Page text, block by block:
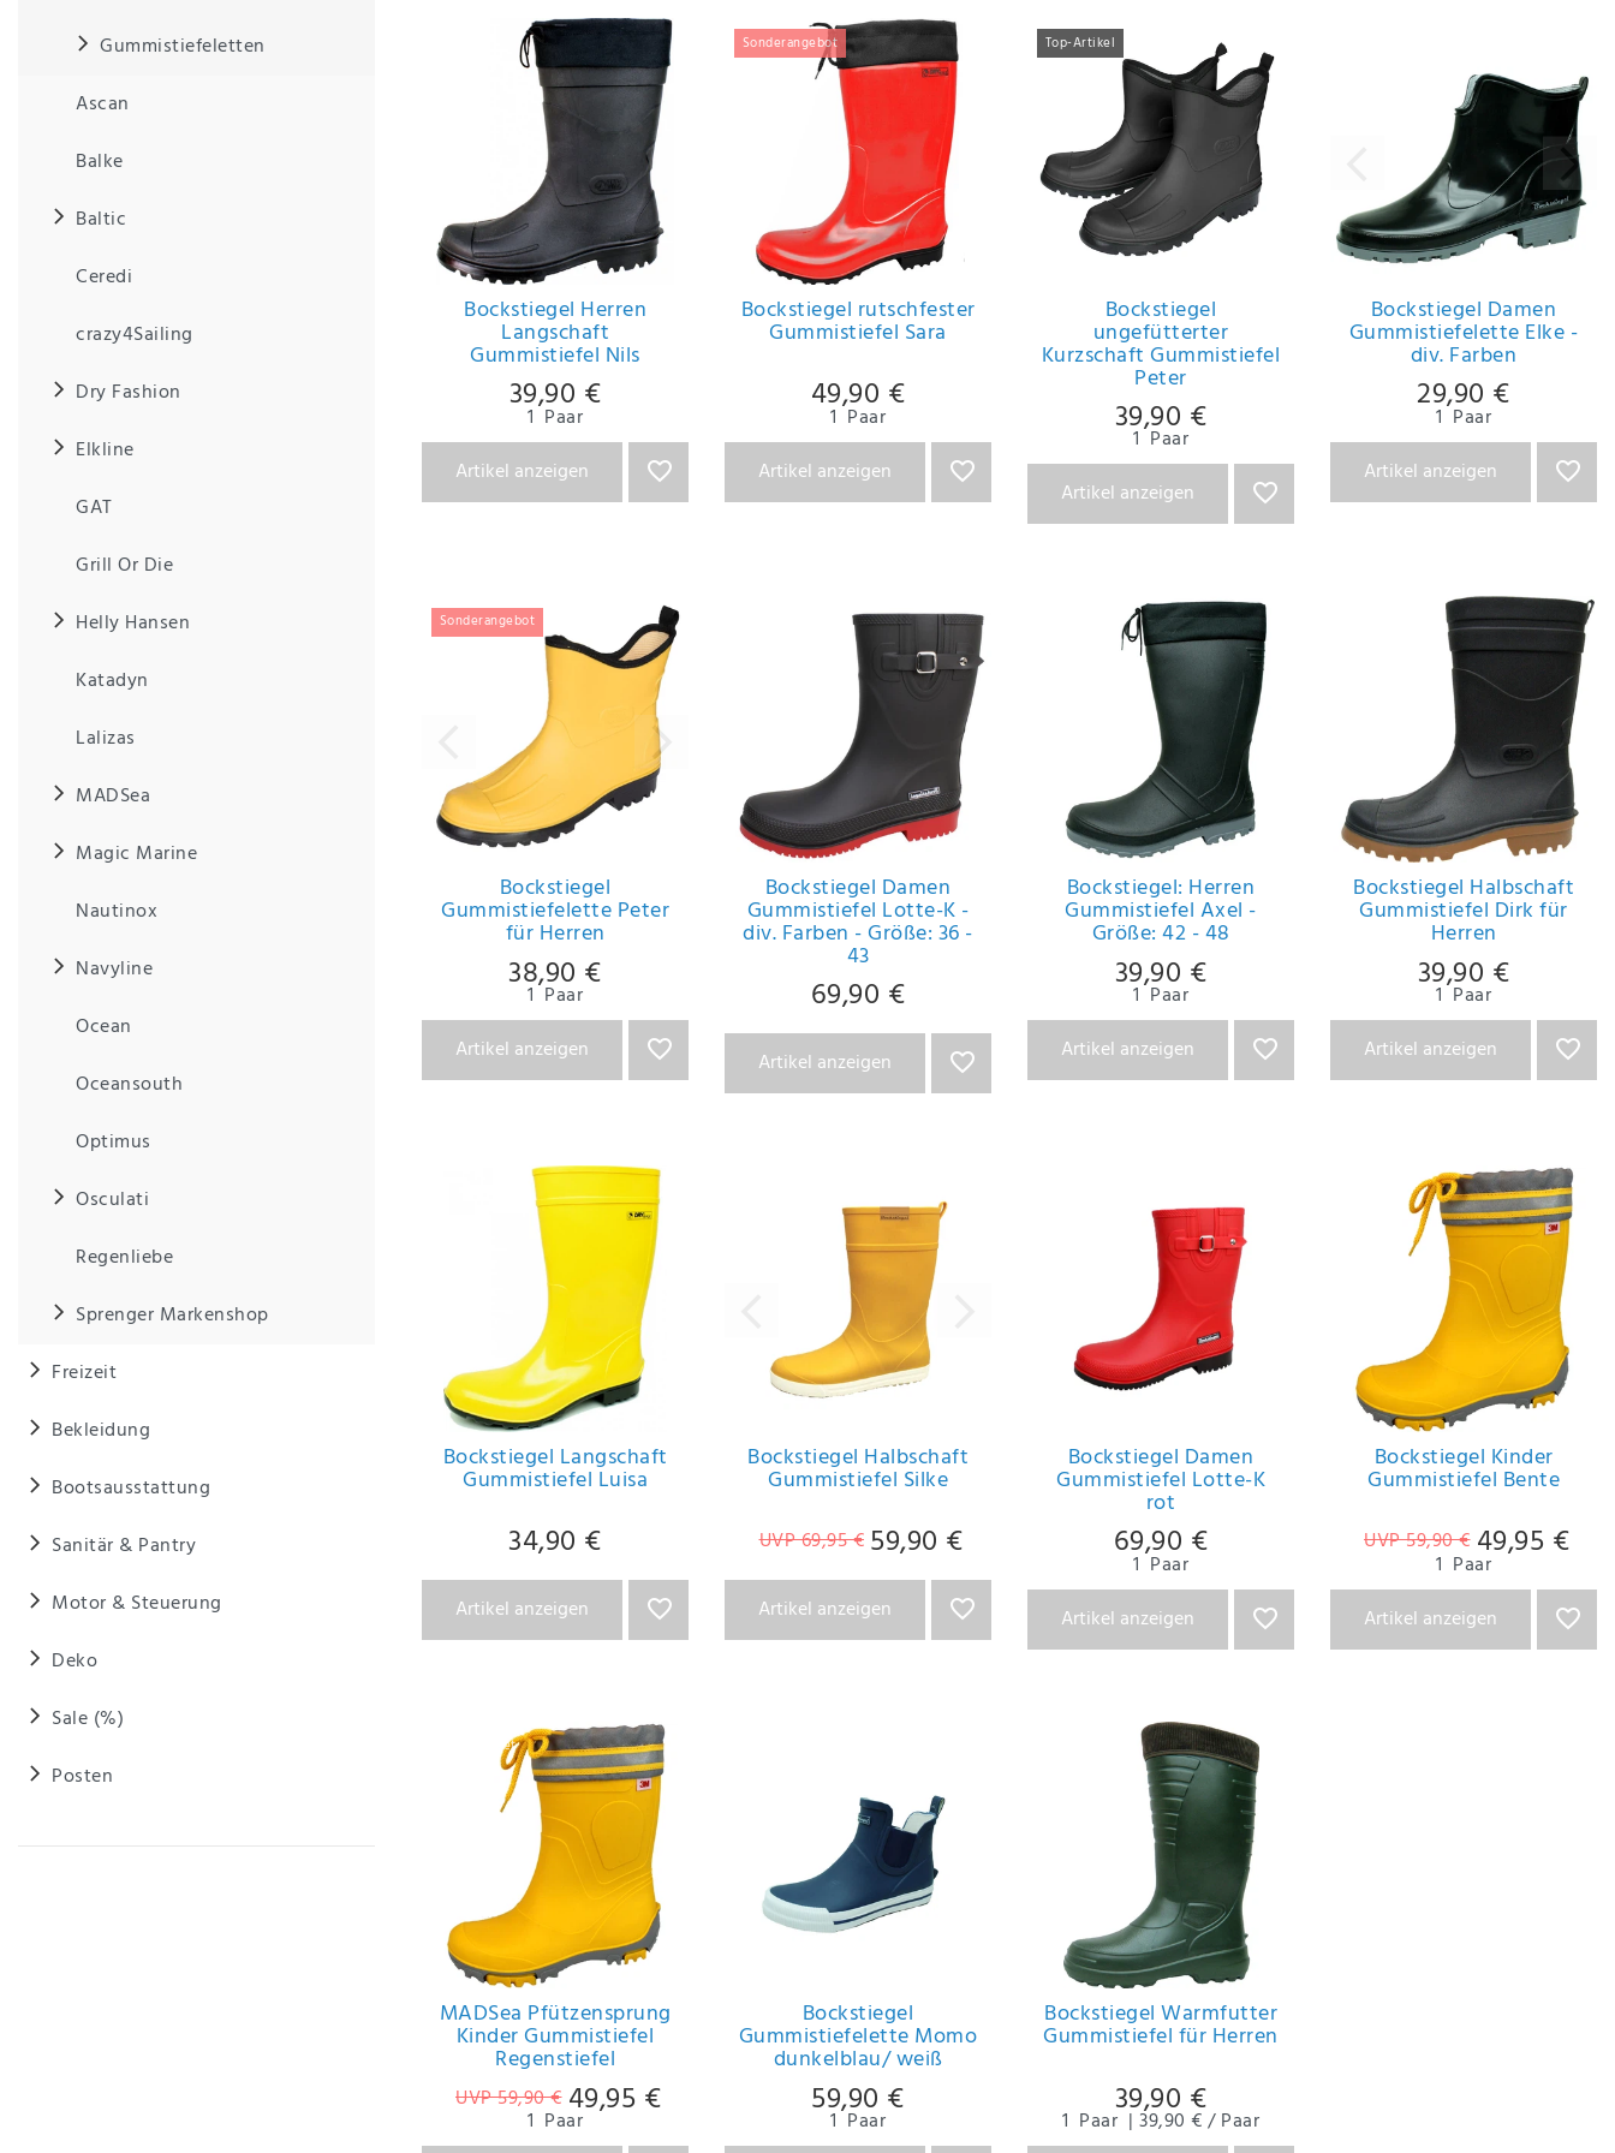
Gummistiefeletten
Ascan
Balke
Baltic
Ceredi
crazy4Sailing
Dry Fashion
Elkline
GAT
Grill Or Die
Helly Hansen
Katadyn
Lalizas
MADSea
Magic Marine
Nautinox
Navyline
Ocean
Oceansouth
Optimus
Osculati
Regenliebe
Sprenger Markenshop
Freizeit
Bekleidung
Bootsausstattung
Sanitär & Pantry
Motor & Steuerung
Deko
Sale (%)
Posten
bestätige
ich, dass
Daten­
erklärung
habe.
Anf
rag
sen
n
Bockstiegel Herren
Langschaft
Gummistiefel Nils
39,90 €
1 Paar
Artikel anzeigen
Sonderangebot
Bockstiegel rutschfester
Gummistiefel Sara
49,90 €
1 Paar
Artikel anzeigen
Top-Artikel
Bockstiegel
ungefütterter
Kurzschaft Gummistiefel
Peter
39,90 €
1 Paar
Artikel anzeigen
Bockstiegel Damen
Gummistiefelette Elke -
div. Farben
29,90 €
1 Paar
Artikel anzeigen
Sonderangebot
Bockstiegel
Gummistiefelette Peter
für Herren
38,90 €
1 Paar
Artikel anzeigen
Bockstiegel Damen
Gummistiefel Lotte-K -
div. Farben - Größe: 36 -
43
69,90 €
Artikel anzeigen
Bockstiegel: Herren
Gummistiefel Axel -
Größe: 42 - 48
39,90 €
1 Paar
Artikel anzeigen
Bockstiegel Halbschaft
Gummistiefel Dirk für
Herren
39,90 €
1 Paar
Artikel anzeigen
Bockstiegel Langschaft
Gummistiefel Luisa
34,90 €
Artikel anzeigen
Bockstiegel Halbschaft
Gummistiefel Silke
UVP 69,95 € 59,90 €
Artikel anzeigen
Bockstiegel Damen
Gummistiefel Lotte-K
rot
69,90 €
1 Paar
Artikel anzeigen
Bockstiegel Kinder
Gummistiefel Bente
UVP 59,90 € 49,95 €
1 Paar
Artikel anzeigen
Artikelpaket
MADSea Pfützensprung
Kinder Gummistiefel
Regenstiefel
UVP 59,90 € 49,95 €
1 Paar
Bockstiegel
Gummistiefelette Momo
dunkelblau/ weiß
59,90 €
1 Paar
Bockstiegel Warmfutter
Gummistiefel für Herren
39,90 €
1 Paar | 39,90 € / Paar